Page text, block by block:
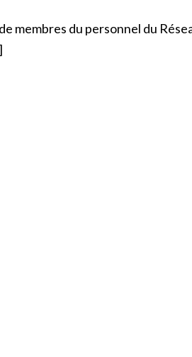
du personnel du